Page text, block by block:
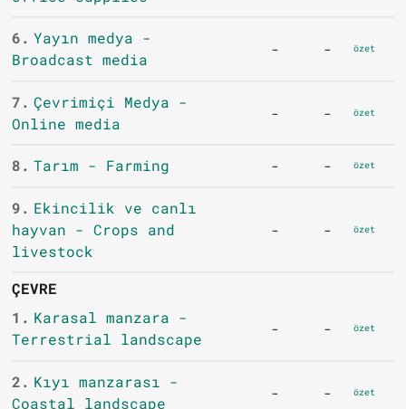
6. Yayın medya -
Broadcast media
- - özet
7. Çevrimiçi Medya -
Online media
- - özet
8. Tarım - Farming - - özet
9. Ekincilik ve canlı
hayvan - Crops and
livestock
- - özet
ÇEVRE
1. Karasal manzara -
Terrestrial landscape
- - özet
2. Kıyı manzarası -
Coastal landscape
- - özet